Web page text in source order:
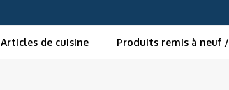
Articles de cuisine Produits remis à neuf